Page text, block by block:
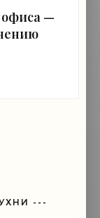
—
---